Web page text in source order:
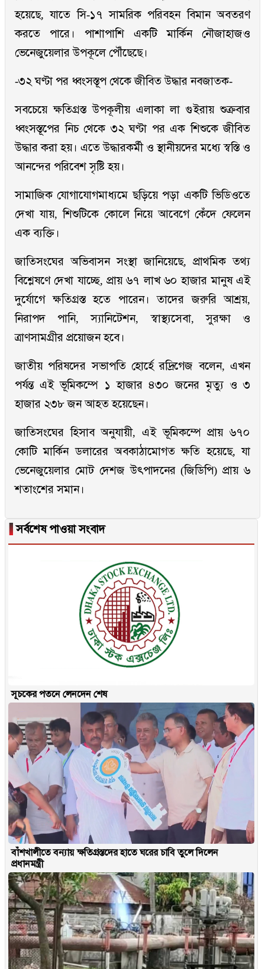
হয়েছে, যাতে সি-১৭ সামরিক পরিবহন বিমান অবতরণ
করতে পারে। পাশাপাশি একটি মার্কিন নৌজাহাজও
ভেনেজুয়েলার উপকূলে পৌঁছেছে।
-৩২ ঘণ্টা পর ধ্বংসস্তূপ থেকে জীবিত উদ্ধার নবজাতক-
সবচেয়ে ক্ষতিগ্রস্ত উপকূলীয় এলাকা লা গুইরায় শুক্রবার
ধ্বংসস্তূপের নিচ থেকে ৩২ ঘণ্টা পর এক শিশুকে জীবিত
উদ্ধার করা হয়। এতে উদ্ধারকর্মী ও স্থানীয়দের মধ্যে স্বস্তি ও
আনন্দের পরিবেশ সৃষ্টি হয়।
সামাজিক যোগাযোগমাধ্যমে ছড়িয়ে পড়া একটি ভিডিওতে
দেখা যায়, শিশুটিকে কোলে নিয়ে আবেগে কেঁদে ফেলেন
এক ব্যক্তি।
জাতিসংঘের অভিবাসন সংস্থা জানিয়েছে, প্রাথমিক তথ্য
বিশ্লেষণে দেখা যাচ্ছে, প্রায় ৬৭ লাখ ৬০ হাজার মানুষ এই
দুর্যোগে ক্ষতিগ্রস্ত হতে পারেন। তাদের জরুরি আশ্রয়,
নিরাপদ পানি, স্যানিটেশন, স্বাস্থ্যসেবা, সুরক্ষা ও
ত্রাণসামগ্রীর প্রয়োজন হবে।
জাতীয় পরিষদের সভাপতি হোর্হে রদ্রিগেজ বলেন, এখন
পর্যন্ত এই ভূমিকম্পে ১ হাজার ৪৩০ জনের মৃত্যু ও ৩
হাজার ২৩৮ জন আহত হয়েছেন।
জাতিসংঘের হিসাব অনুযায়ী, এই ভূমিকম্পে প্রায় ৬৭০
কোটি মার্কিন ডলারের অবকাঠামোগত ক্ষতি হয়েছে, যা
ভেনেজুয়েলার মোট দেশজ উৎপাদনের (জিডিপি) প্রায় ৬
শতাংশের সমান।
▐সর্বশেষ পাওয়া সংবাদ
সূচকের পতনে লেনদেন শেষ
বাঁশখালীতে বন্যায় ক্ষতিগ্রস্তদের হাতে ঘরের চাবি তুলে দিলেন
প্রধানমন্ত্রী